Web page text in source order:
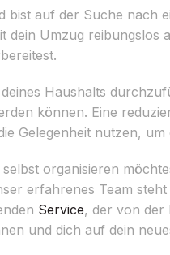
auf der Suche nach
Umzug reibungslos
Haushalts
können. Eine
Gelegenheit nutzen,
organisieren
erfahrenes Team
Service, der von der
und dich auf dein